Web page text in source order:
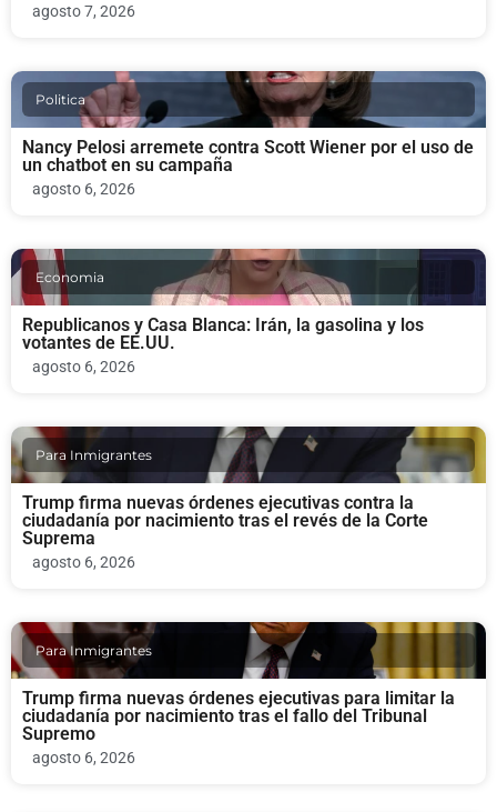
agosto 7, 2026
Politica
Nancy Pelosi arremete contra Scott Wiener por el uso de
un chatbot en su campaña
agosto 6, 2026
Economia
Republicanos y Casa Blanca: Irán, la gasolina y los
votantes de EE.UU.
agosto 6, 2026
Para Inmigrantes
Trump firma nuevas órdenes ejecutivas contra la
ciudadanía por nacimiento tras el revés de la Corte
Suprema
agosto 6, 2026
Para Inmigrantes
Trump firma nuevas órdenes ejecutivas para limitar la
ciudadanía por nacimiento tras el fallo del Tribunal
Supremo
agosto 6, 2026